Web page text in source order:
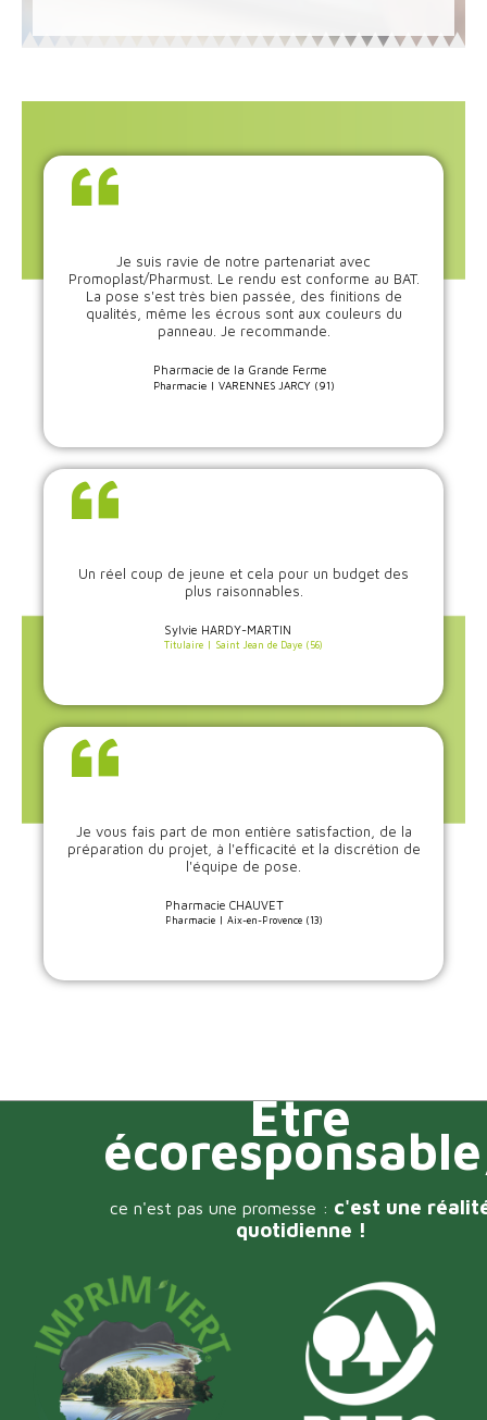
Je suis ravie de notre partenariat avec
Promoplast/Pharmust. Le rendu est conforme au BAT.
La pose s'est très bien passée, des finitions de
qualités, même les écrous sont aux couleurs du
panneau. Je recommande.
Pharmacie de la Grande Ferme
Pharmacie | VARENNES JARCY (91)
Un réel coup de jeune et cela pour un budget des
plus raisonnables.
Sylvie HARDY-MARTIN
Titulaire | Saint Jean de Daye (56)
Je vous fais part de mon entière satisfaction, de la
préparation du projet, à l'efficacité et la discrétion de
l'équipe de pose.
Pharmacie CHAUVET
Pharmacie | Aix-en-Provence (13)
Être
ce n'est pas une promesse : c'est une
quotidienne !